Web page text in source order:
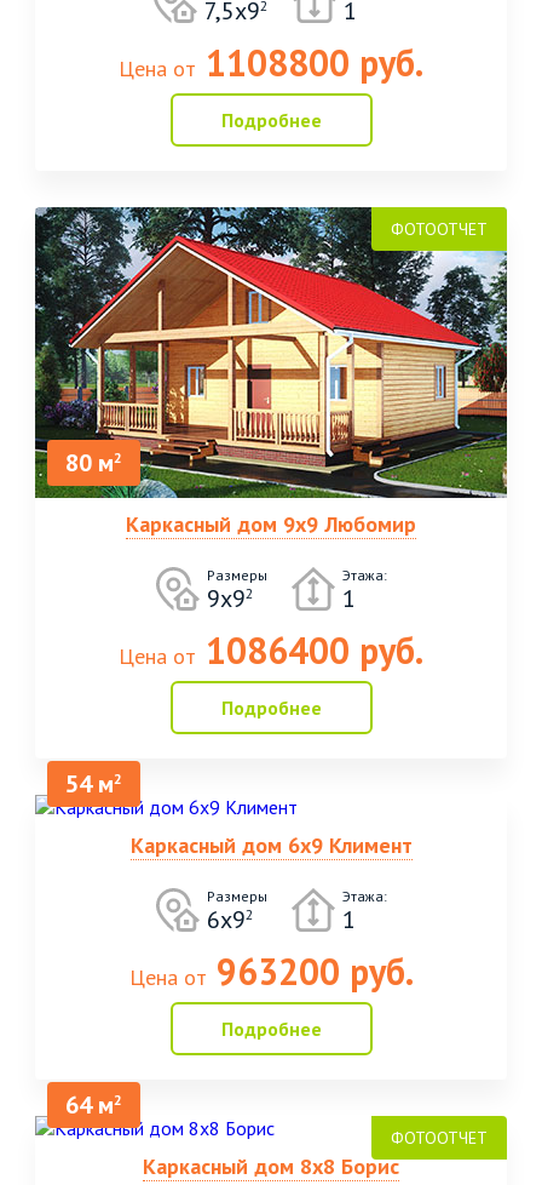
7,5х92 1
Цена от 1108800 руб.
Подробнее
80 м2
Каркасный дом 9х9 Любомир
Размеры
9х92
Этажа:
1
Цена от 1086400 руб.
Подробнее
54 м2
Каркасный дом 6х9 Климент
Размеры
6х92
Этажа:
1
Цена от 963200 руб.
Подробнее
64 м2
Каркасный дом 8х8 Борис